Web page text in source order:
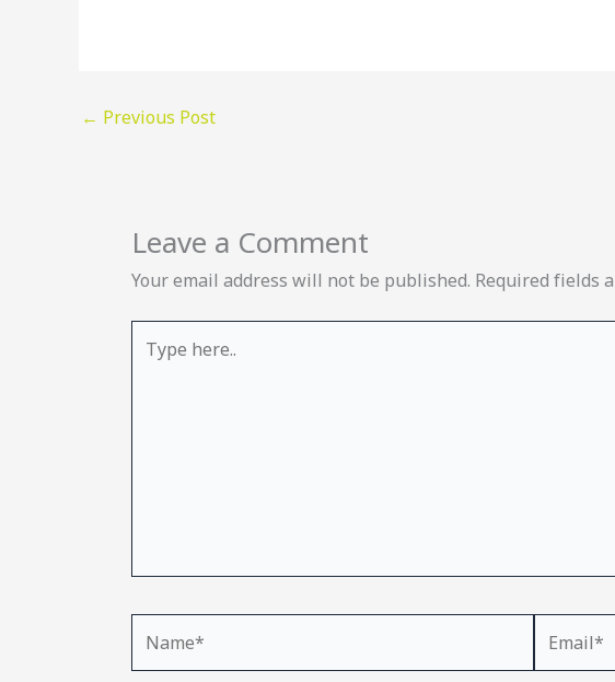
← Previous Post
Leave a Comment
Your email address will not be published. Required fields
here..